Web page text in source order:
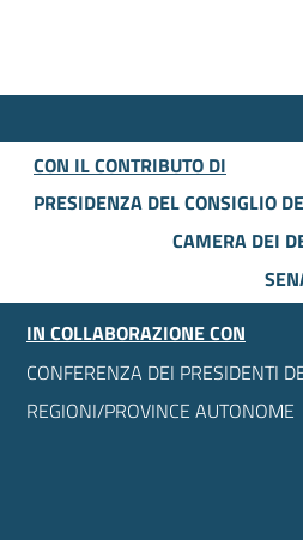
CON IL CONTRIBUTO DI
PRESIDENZA DEL CONSIGLIO
CAMERA DEI
IN COLLABORAZIONE CON
CONFERENZA DEI PRESIDENTI
REGIONI/PROVINCE AUTONOME